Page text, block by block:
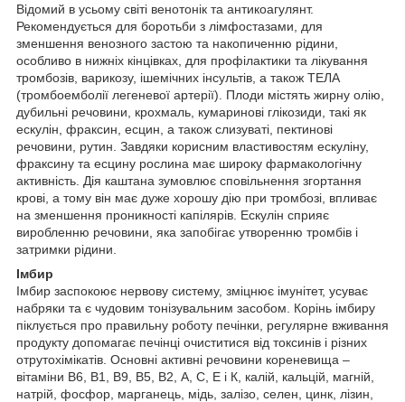
Відомий в усьому світі венотонік та антикоагулянт.
Рекомендується для боротьби з лімфостазами, для
зменшення венозного застою та накопиченню рідини,
особливо в нижніх кінцівках, для профілактики та лікування
тромбозів, варикозу, ішемічних інсультів, а також ТЕЛА
(тромбоемболії легеневої артерії). Плоди містять жирну олію,
дубильні речовини, крохмаль, кумаринові глікозиди, такі як
ескулін, фраксин, есцин, а також слизуваті, пектинові
речовини, рутин. Завдяки корисним властивостям ескуліну,
фраксину та есцину рослина має широку фармакологічну
активність. Дія каштана зумовлює сповільнення згортання
крові, а тому він має дуже хорошу дію при тромбозі, впливає
на зменшення проникності капілярів. Ескулін сприяє
виробленню речовини, яка запобігає утворенню тромбів і
затримки рідини.
Імбир
Імбир заспокоює нервову систему, зміцнює імунітет, усуває
набряки та є чудовим тонізувальним засобом. Корінь імбиру
піклується про правильну роботу печінки, регулярне вживання
продукту допомагає печінці очиститися від токсинів і різних
отрутохімікатів. Основні активні речовини кореневища –
вітаміни В6, В1, В9, В5, В2, А, С, Е і К, калій, кальцій, магній,
натрій, фосфор, марганець, мідь, залізо, селен, цинк, лізин,